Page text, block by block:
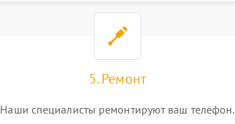
5. Ремонт
Наши специалисты ремонтируют ваш телефон.